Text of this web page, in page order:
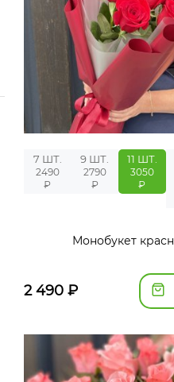
7 ШТ.
2490
₽
9 ШТ.
2790
₽
11 ШТ.
3050
₽
Монобукет
2 490 ₽